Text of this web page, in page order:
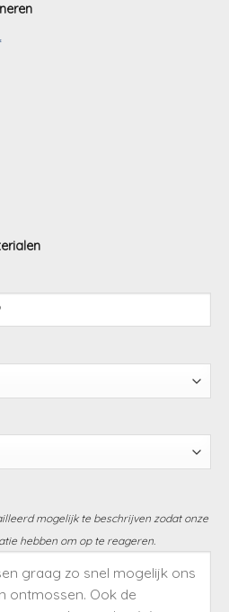
mogelijk te beschrijven zodat onze
hebben om op te reageren.